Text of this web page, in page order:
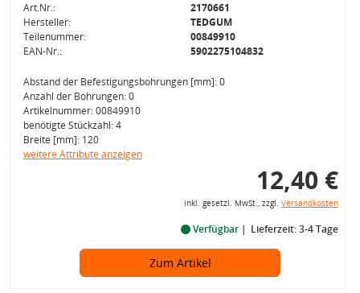
Art.Nr.:
2170661
Hersteller:
TEDGUM
Teilenummer:
00849910
EAN-Nr.:
5902275104832
Abstand der Befestigungsbohrungen [mm]: 0
Anzahl der Bohrungen: 0
Artikelnummer: 00849910
benötigte Stückzahl: 4
Breite [mm]: 120
weitere Attribute anzeigen
12,40 €
inkl. gesetzl. MwSt., zzgl. Versandkosten
Verfügbar Lieferzeit: 3-4 Tage
Zum Artikel